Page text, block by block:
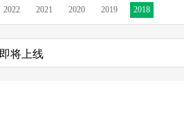
2022 2021 2020 2019 2018
即将上线